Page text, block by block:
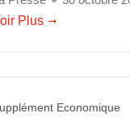
Plus
Economique